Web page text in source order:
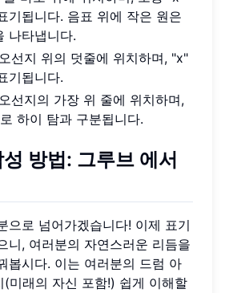
기됩니다. 음표 위에 작은 원은
나타냅니다.
선지 위의 덧줄에 위치하며, "x"
기됩니다.
선지의 가장 위 줄에 위치하며,
하이 탐과 구분됩니다.
성 방법: 그루브 에서
으로 넘어가겠습니다! 이제 표기
니, 여러분의 자연스러운 리듬을
봅시다. 이는 여러분의 드럼 아
(미래의 자신 포함!) 쉽게 이해할